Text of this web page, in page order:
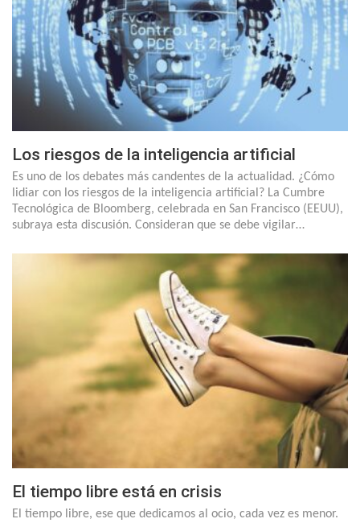
Los riesgos de la inteligencia artificial
Es uno de los debates más candentes de la actualidad. ¿Cómo
lidiar con los riesgos de la inteligencia artificial? La Cumbre
Tecnológica de Bloomberg, celebrada en San Francisco (EEUU),
subraya esta discusión. Consideran que se debe vigilar…
El tiempo libre está en crisis
El tiempo libre, ese que dedicamos al ocio, cada vez es menor.